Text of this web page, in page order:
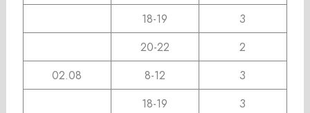
18-19
3
20-22
2
02.08
8-12
3
18-19
3